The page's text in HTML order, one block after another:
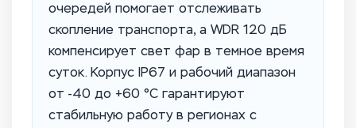
очередей помогает отслеживать
скопление транспорта, а WDR 120 дБ
компенсирует свет фар в темное время
суток. Корпус IP67 и рабочий диапазон
от -40 до +60 °C гарантируют
стабильную работу в регионах с